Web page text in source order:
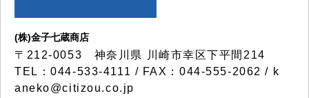
(株)金子七蔵商店
〒212-0053 神奈川県 川崎市幸区下平間214
TEL：044-533-4111 / FAX：044-555-2062 / k
aneko@citizou.co.jp